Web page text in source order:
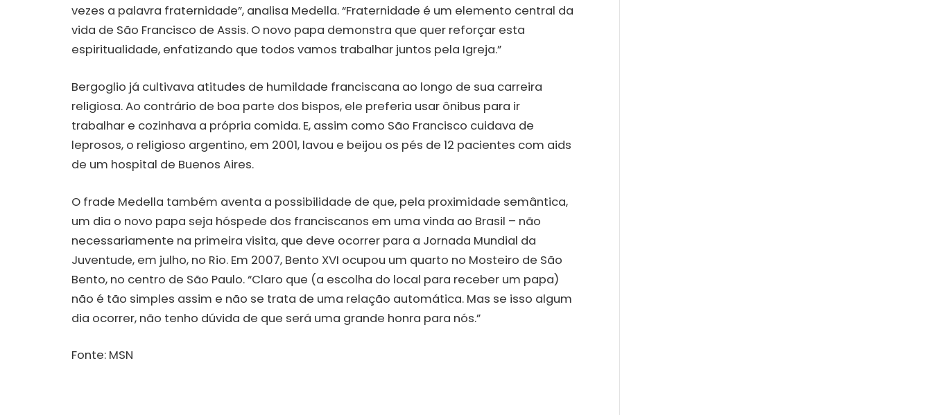
vezes a palavra fraternidade”, analisa Medella. “Fraternidade é um elemento central da
vida de São Francisco de Assis. O novo papa demonstra que quer reforçar esta
espiritualidade, enfatizando que todos vamos trabalhar juntos pela Igreja.”
Bergoglio já cultivava atitudes de humildade franciscana ao longo de sua carreira
religiosa. Ao contrário de boa parte dos bispos, ele preferia usar ônibus para ir
trabalhar e cozinhava a própria comida. E, assim como São Francisco cuidava de
leprosos, o religioso argentino, em 2001, lavou e beijou os pés de 12 pacientes com aids
de um hospital de Buenos Aires.
O frade Medella também aventa a possibilidade de que, pela proximidade semântica,
um dia o novo papa seja hóspede dos franciscanos em uma vinda ao Brasil – não
necessariamente na primeira visita, que deve ocorrer para a Jornada Mundial da
Juventude, em julho, no Rio. Em 2007, Bento XVI ocupou um quarto no Mosteiro de São
Bento, no centro de São Paulo. “Claro que (a escolha do local para receber um papa)
não é tão simples assim e não se trata de uma relação automática. Mas se isso algum
dia ocorrer, não tenho dúvida de que será uma grande honra para nós.”
Fonte: MSN